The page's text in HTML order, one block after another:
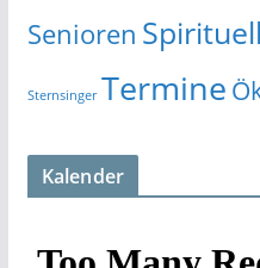
Senioren
Sternsinger Termine
Kalender